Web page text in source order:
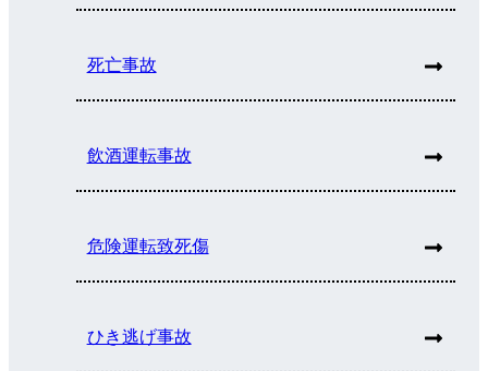
死亡事故
飲酒運転事故
危険運転致死傷
ひき逃げ事故